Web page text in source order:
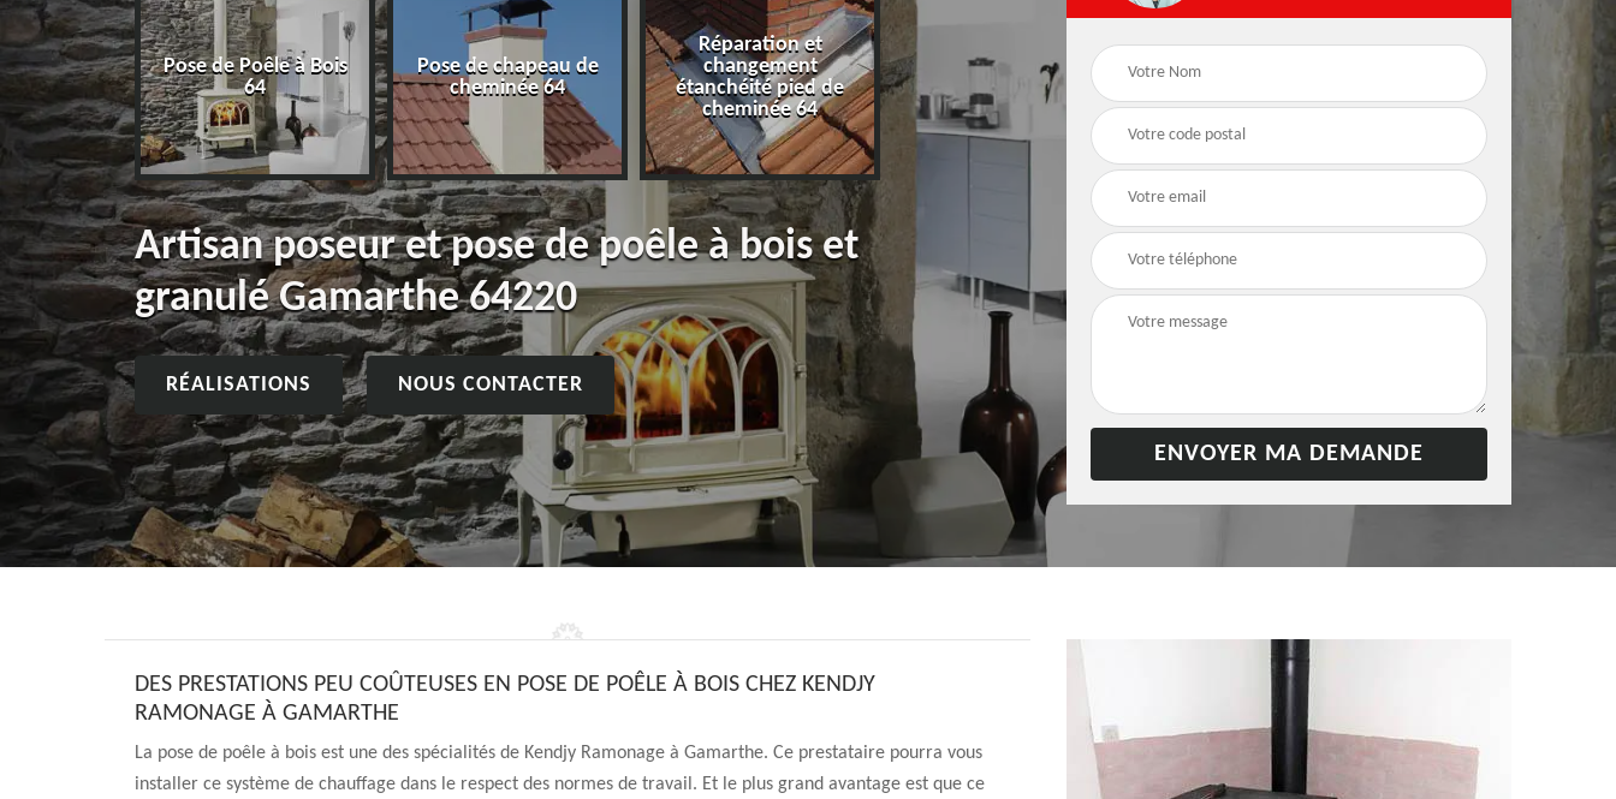
64
Pose de Poêle à Bois
64
Pose de chapeau de
cheminée 64
Réparation et
changement
étanchéité pied de
cheminée 64
Ramonage 64
Poseur et pose de
poêle à bois et
Artisan poseur et pose de poêle à bois et
granulé Gamarthe 64220
RÉALISATIONS NOUS CONTACTER
DES PRESTATIONS PEU COÛTEUSES EN POSE DE POÊLE À BOIS CHEZ KENDJY
RAMONAGE À GAMARTHE
La pose de poêle à bois est une des spécialités de Kendjy Ramonage à Gamarthe. Ce prestataire pourra vous
installer ce système de chauffage dans le respect des normes de travail. Et le plus grand avantage est que ce